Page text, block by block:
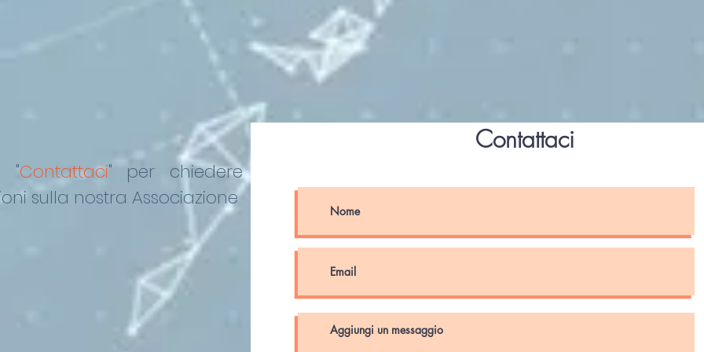
"Contattaci"
per chiedere
sulla nostra Associazione
Contattaci